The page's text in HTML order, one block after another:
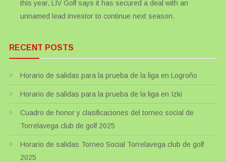
this year, LIV Golf says it has secured a deal with an
unnamed lead investor to continue next season.
RECENT POSTS
Horario de salidas para la prueba de la liga en Logroño
Horario de salidas para la prueba de la liga en Izki
Cuadro de honor y clasificaciones del torneo social de
Torrelavega club de golf 2025
Horario de salidas Torneo Social Torrelavega club de golf
2025